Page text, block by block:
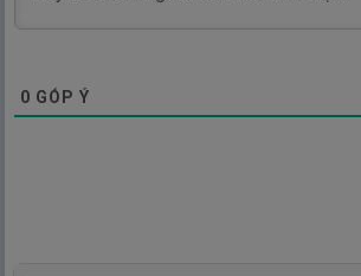
0 GÓP Ý